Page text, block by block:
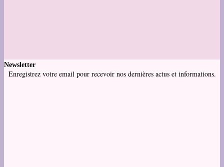
Newsletter
Enregistrez votre email pour recevoir nos dernières actus et informations.